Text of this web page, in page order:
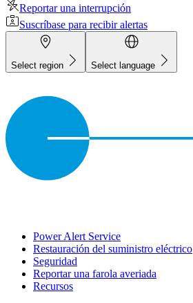
Reportar una interrupción
Suscríbase para recibir alertas
Select region Select language
Power Alert Service
Restauración del suministro eléctrico
Seguridad
Reportar una farola averiada
Recursos